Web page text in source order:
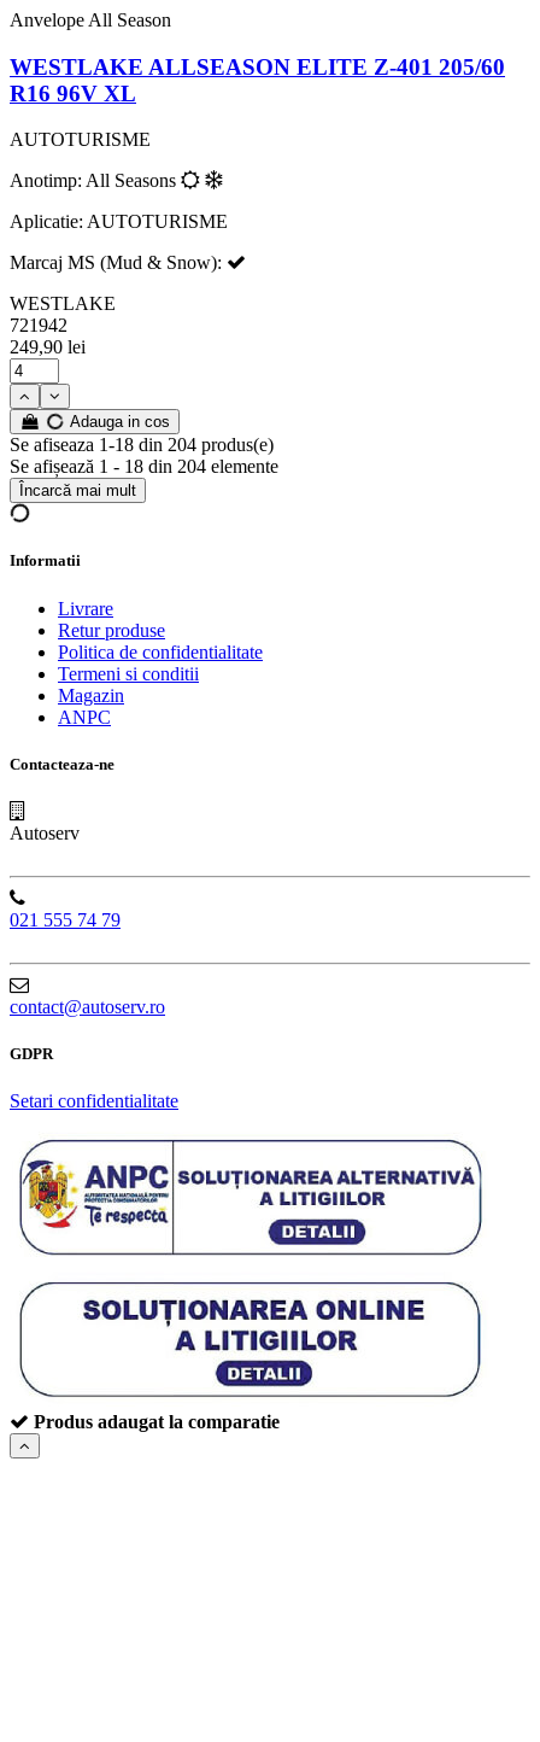
Anvelope All Season
WESTLAKE ALLSEASON ELITE Z-401 205/60
R16 96V XL
AUTOTURISME
Anotimp: All Seasons
Aplicatie: AUTOTURISME
Marcaj MS (Mud & Snow):
WESTLAKE
721942
249,90 lei
Adauga in cos
Se afiseaza 1-18 din 204 produs(e)
Se afișează 1 - 18 din 204 elemente
Încarcă mai mult
Informatii
Livrare
Retur produse
Politica de confidentialitate
Termeni si conditii
Magazin
ANPC
Contacteaza-ne
Autoserv
021 555 74 79
contact@autoserv.ro
GDPR
Setari confidentialitate
Produs adaugat la comparatie